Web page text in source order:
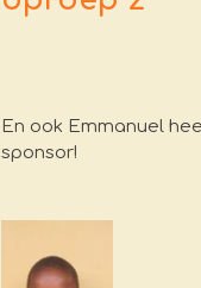
En ook Emmanuel
sponsor!